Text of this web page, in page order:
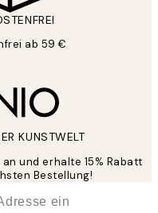
ab 59 €
KUNSTWELT
und erhalte 15% Rabatt
Bestellung!